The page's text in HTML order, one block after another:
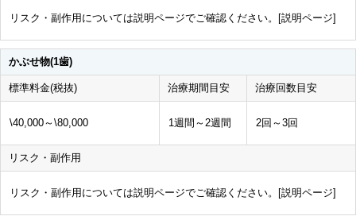
リスク・副作用については説明ページでご確認ください。[説明ページ]
かぶせ物(1歯)
標準料金(税抜) 治療期間目安 治療回数目安
\40,000～\80,000 1週間～2週間 2回～3回
リスク・副作用
リスク・副作用については説明ページでご確認ください。[説明ページ]